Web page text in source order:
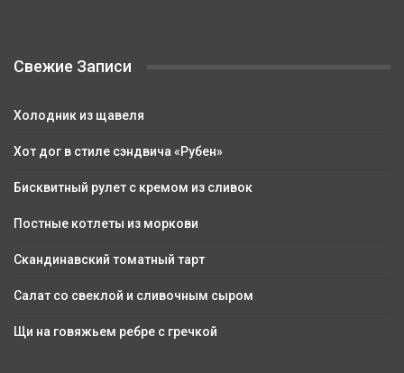
Свежие Записи
Холодник из щавеля
Хот дог в стиле сэндвича «Рубен»
Бисквитный рулет с кремом из сливок
Постные котлеты из моркови
Скандинавский томатный тарт
Салат со свеклой и сливочным сыром
Щи на говяжьем ребре с гречкой